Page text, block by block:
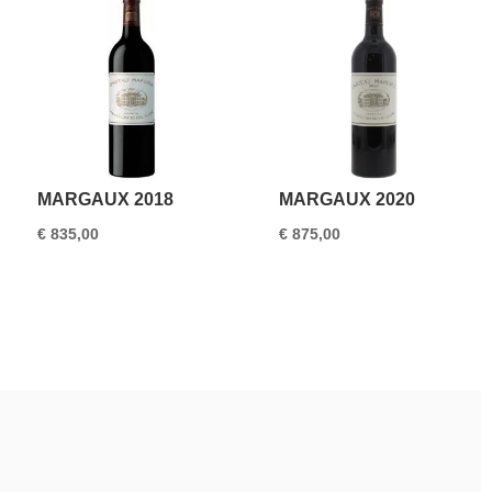
MARGAUX 2018
€835,00
MARGAUX 2020
€ 875,00